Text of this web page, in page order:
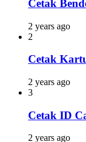
Cetak
2 years ago
2
Cetak
2 years ago
3
Cetak ID
2 years ago